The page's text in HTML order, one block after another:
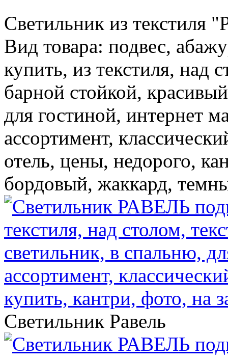
Светильник из
Вид товара: подвес,
купить, из текстиля, над
барной стойкой,
для гостиной, интернет
ассортимент,
отель, цены, недорого,
бордовый, жаккард,
Светильник Равель